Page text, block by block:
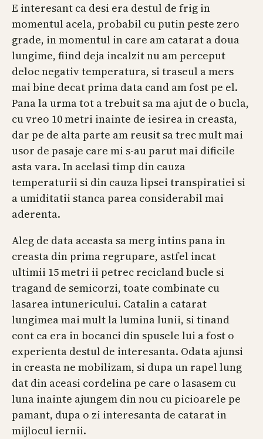
E interesant ca desi era destul de frig in
momentul acela, probabil cu putin peste zero
grade, in momentul in care am catarat a doua
lungime, fiind deja incalzit nu am perceput
deloc negativ temperatura, si traseul a mers
mai bine decat prima data cand am fost pe el.
Pana la urma tot a trebuit sa ma ajut de o bucla,
cu vreo 10 metri inainte de iesirea in creasta,
dar pe de alta parte am reusit sa trec mult mai
usor de pasaje care mi s-au parut mai dificile
asta vara. In acelasi timp din cauza
temperaturii si din cauza lipsei transpiratiei si
a umiditatii stanca parea considerabil mai
aderenta.
Aleg de data aceasta sa merg intins pana in
creasta din prima regrupare, astfel incat
ultimii 15 metri ii petrec recicland bucle si
tragand de semicorzi, toate combinate cu
lasarea intunericului. Catalin a catarat
lungimea mai mult la lumina lunii, si tinand
cont ca era in bocanci din spusele lui a fost o
experienta destul de interesanta. Odata ajunsi
in creasta ne mobilizam, si dupa un rapel lung
dat din aceasi cordelina pe care o lasasem cu
luna inainte ajungem din nou cu picioarele pe
pamant, dupa o zi interesanta de catarat in
mijlocul iernii.